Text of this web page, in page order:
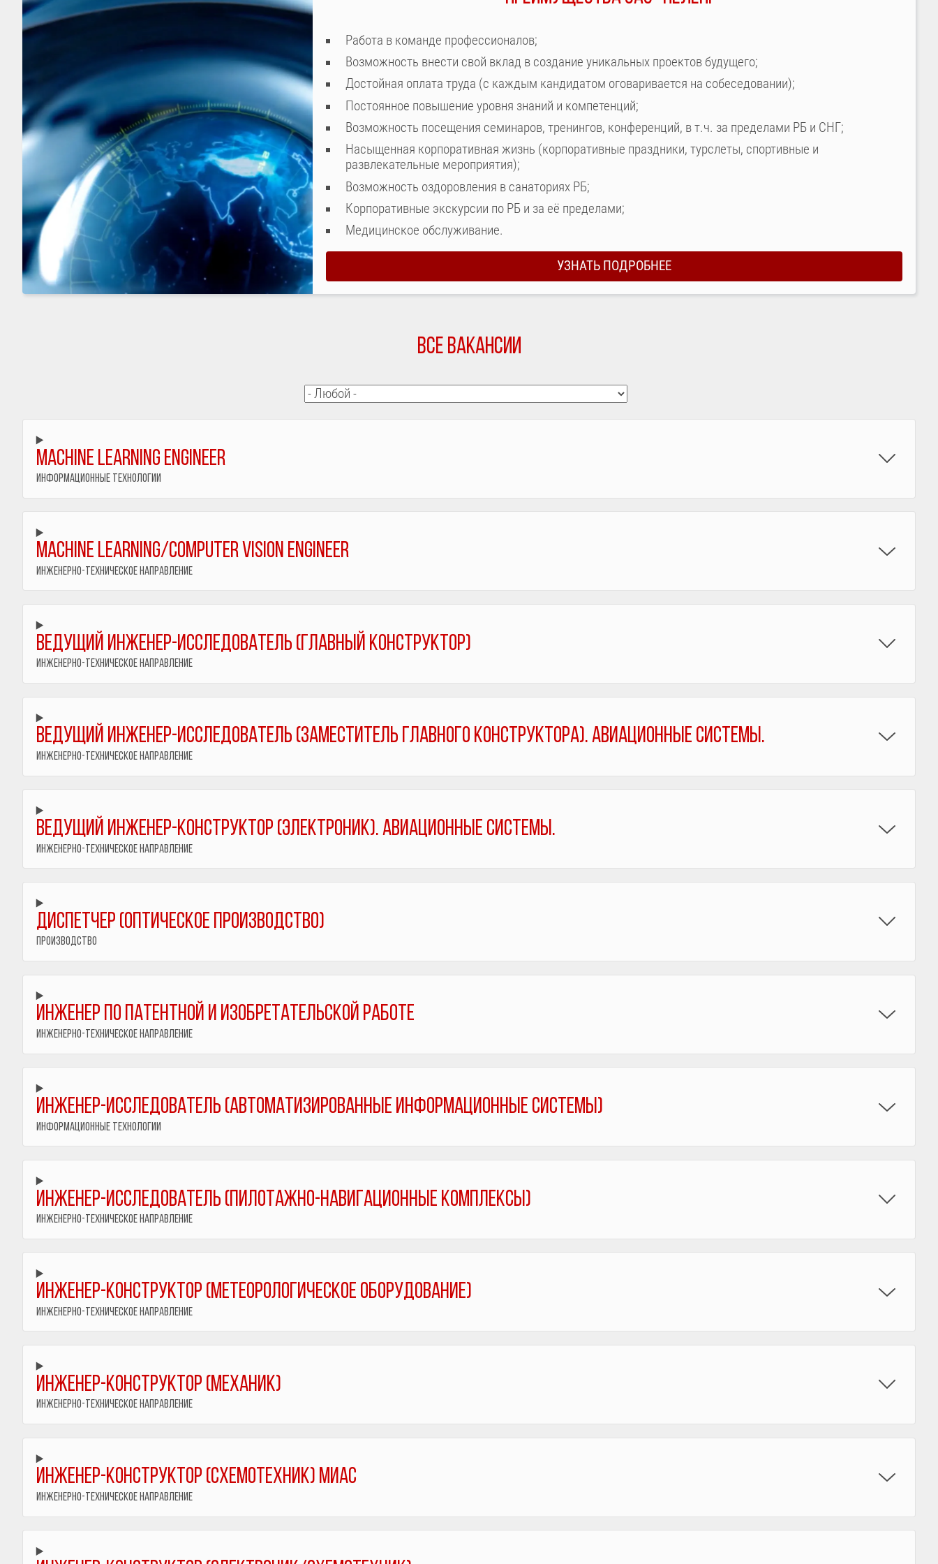
Работа в команде профессионалов;
Возможность внести свой вклад в создание уникальных проектов будущего;
Достойная оплата труда (с каждым кандидатом оговаривается на собеседовании);
Постоянное повышение уровня знаний и компетенций;
Возможность посещения семинаров, тренингов, конференций, в т.ч. за пределами РБ и СНГ;
Насыщенная корпоративная жизнь (корпоративные праздники, турслеты, спортивные и
развлекательные мероприятия);
Возможность оздоровления в санаториях РБ;
Корпоративные экскурсии по РБ и за её пределами;
Медицинское обслуживание.
УЗНАТЬ ПОДРОБНЕЕ
ВСЕ ВАКАНСИИ
Machine Learning Engineer
Информационные технологии
Machine Learning/Computer Vision Engineer
Инженерно-техническое направление
Ведущий инженер-исследователь (главный конструктор)
Инженерно-техническое направление
Ведущий инженер-исследователь (заместитель главного конструктора). Авиационные системы.
Инженерно-техническое направление
Ведущий инженер-конструктор (электроник). Авиационные системы.
Инженерно-техническое направление
Диспетчер (Оптическое производство)
Производство
Инженер по патентной и изобретательской работе
Инженерно-техническое направление
Инженер-исследователь (автоматизированные информационные системы)
Информационные технологии
Инженер-исследователь (пилотажно-навигационные комплексы)
Инженерно-техническое направление
Инженер-конструктор (метеорологическое оборудование)
Инженерно-техническое направление
Инженер-конструктор (механик)
Инженерно-техническое направление
Инженер-конструктор (схемотехник) МиАС
Инженерно-техническое направление